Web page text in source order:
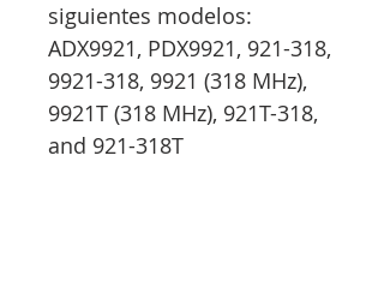
siguientes modelos:
ADX9921, PDX9921, 921-318,
9921-318, 9921 (318 MHz),
9921T (318 MHz), 921T-318,
and 921-318T